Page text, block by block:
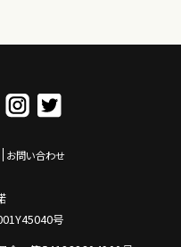
お問い合わせ
号